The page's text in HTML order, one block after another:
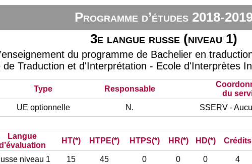
Programme d’études 2018-
3e langue russe (niveau 1)
du programme de Bachelier en
de Traduction et d'Interprétation - Ecole d'Interprètes
Type Responsable
du
UE optionnelle N. SSERV -
Langue
HT(*) HTPE(*) HTPS(*) HR(*) HD(*) Crédits
niveau 1 15 45 0 0 0 4